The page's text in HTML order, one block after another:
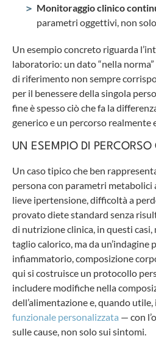
Monitoraggio clinico
parametri oggettivi, non
Un esempio concreto riguarda
laboratorio: un dato “nella
di riferimento non sempre
per il benessere della singola
fine è spesso ciò che fa la
generico e un percorso realmente
UN ESEMPIO DI
Un caso tipico che ben
persona con parametri metabolici
lieve ipertensione, difficoltà a
provato diete standard senza
di nutrizione clinica, in questi
taglio calorico, ma da
infiammatorio, composizione
qui si costruisce un protocollo
includere modifiche nella
dell’alimentazione e, quando
funzionale personalizzata — con
sulle cause, non solo sui sintomi.